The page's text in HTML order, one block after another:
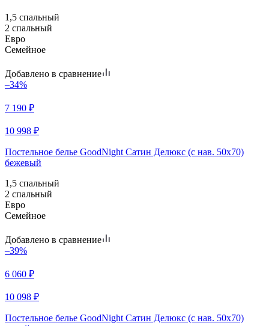
1,5 спальный
2 спальный
Евро
Семейное
Добавлено в сравнение
–34%
7 190 ₽
10 998 ₽
Постельное белье GoodNight Сатин Делюкс (с нав. 50х70)
бежевый
1,5 спальный
2 спальный
Евро
Семейное
Добавлено в сравнение
–39%
6 060 ₽
10 098 ₽
Постельное белье GoodNight Сатин Делюкс (с нав. 50х70)